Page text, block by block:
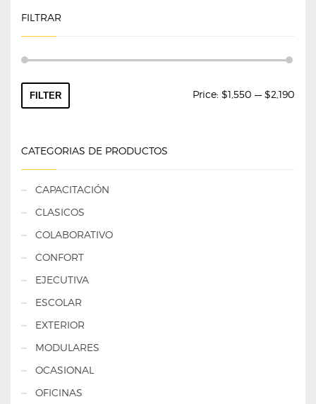
FILTRAR
FILTER Price: $1,550 — $2,190
CATEGORIAS DE PRODUCTOS
CAPACITACIÓN
CLASICOS
COLABORATIVO
CONFORT
EJECUTIVA
ESCOLAR
EXTERIOR
MODULARES
OCASIONAL
OFICINAS